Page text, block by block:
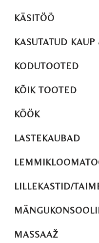
KÄSITÖÖ
KASUTATUD
KODUTOOTED
KÕIK TOOTED
KÖÖK
LASTEKAUBAD
LILLEKASTID/
MASSAAŽ